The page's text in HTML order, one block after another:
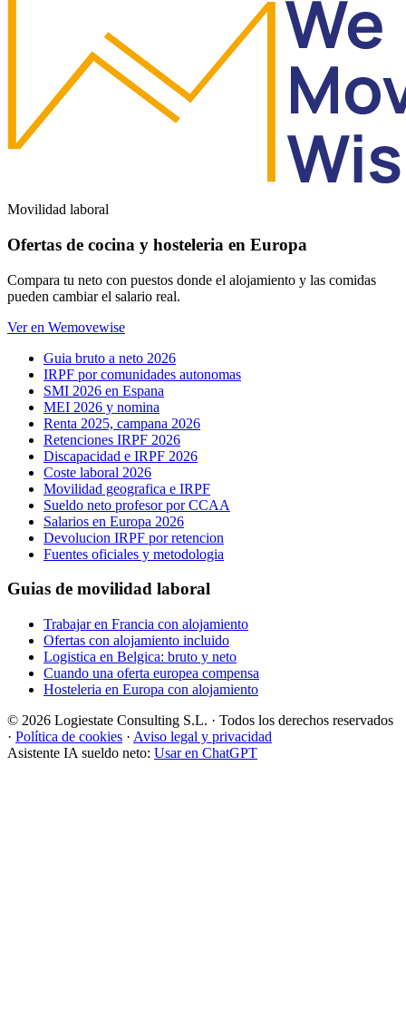
Movilidad laboral
Ofertas de cocina y hosteleria en Europa
Compara tu neto con puestos donde el alojamiento y las comidas
pueden cambiar el salario real.
Ver en Wemovewise
Guia bruto a neto 2026
IRPF por comunidades autonomas
SMI 2026 en Espana
MEI 2026 y nomina
Renta 2025, campana 2026
Retenciones IRPF 2026
Discapacidad e IRPF 2026
Coste laboral 2026
Movilidad geografica e IRPF
Sueldo neto profesor por CCAA
Salarios en Europa 2026
Devolucion IRPF por retencion
Fuentes oficiales y metodologia
Guias de movilidad laboral
Trabajar en Francia con alojamiento
Ofertas con alojamiento incluido
Logistica en Belgica: bruto y neto
Cuando una oferta europea compensa
Hosteleria en Europa con alojamiento
© 2026 Logiestate Consulting S.L. · Todos los derechos reservados
· Política de cookies · Aviso legal y privacidad
Asistente IA sueldo neto: Usar en ChatGPT